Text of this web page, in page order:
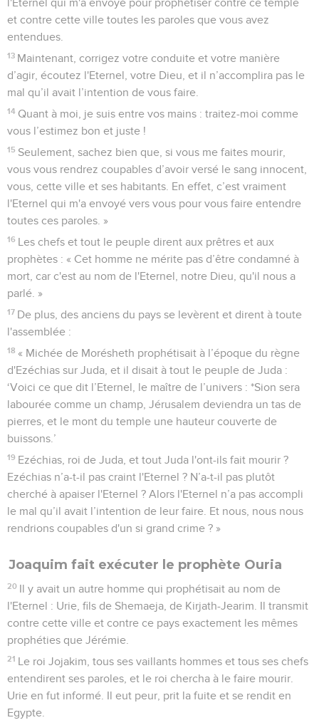
l'Eternel qui m'a envoyé pour prophétiser contre ce temple
et contre cette ville toutes les paroles que vous avez
entendues.
13 Maintenant, corrigez votre conduite et votre manière
d’agir, écoutez l'Eternel, votre Dieu, et il n’accomplira pas le
mal qu’il avait l’intention de vous faire.
14 Quant à moi, je suis entre vos mains : traitez-moi comme
vous l’estimez bon et juste !
15 Seulement, sachez bien que, si vous me faites mourir,
vous vous rendrez coupables d’avoir versé le sang innocent,
vous, cette ville et ses habitants. En effet, c’est vraiment
l'Eternel qui m'a envoyé vers vous pour vous faire entendre
toutes ces paroles. »
16 Les chefs et tout le peuple dirent aux prêtres et aux
prophètes : « Cet homme ne mérite pas d’être condamné à
mort, car c'est au nom de l'Eternel, notre Dieu, qu'il nous a
parlé. »
17 De plus, des anciens du pays se levèrent et dirent à toute
l'assemblée :
18 « Michée de Morésheth prophétisait à l’époque du règne
d'Ezéchias sur Juda, et il disait à tout le peuple de Juda :
‘Voici ce que dit l’Eternel, le maître de l’univers : *Sion sera
labourée comme un champ, Jérusalem deviendra un tas de
pierres, et le mont du temple une hauteur couverte de
buissons.’
19 Ezéchias, roi de Juda, et tout Juda l'ont-ils fait mourir ?
Ezéchias n’a-t-il pas craint l'Eternel ? N’a-t-il pas plutôt
cherché à apaiser l'Eternel ? Alors l'Eternel n’a pas accompli
le mal qu’il avait l’intention de leur faire. Et nous, nous nous
rendrions coupables d'un si grand crime ? »
Joaquim fait exécuter le prophète Ouria
20 Il y avait un autre homme qui prophétisait au nom de
l'Eternel : Urie, fils de Shemaeja, de Kirjath-Jearim. Il transmit
contre cette ville et contre ce pays exactement les mêmes
prophéties que Jérémie.
21 Le roi Jojakim, tous ses vaillants hommes et tous ses chefs
entendirent ses paroles, et le roi chercha à le faire mourir.
Urie en fut informé. Il eut peur, prit la fuite et se rendit en
Egypte.